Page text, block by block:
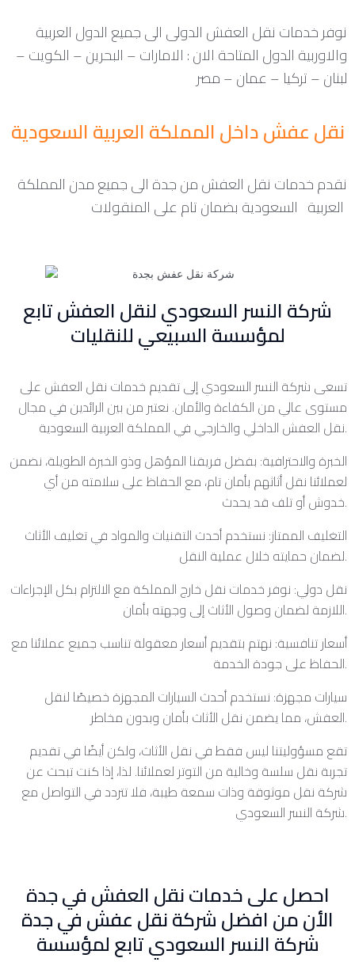
نوفر خدمات نقل العفش الدولى الى جميع الدول العربية
والاوربية الدول المتاحة الان : الامارات – البحرين – الكويت –
لبنان – تركيا – عمان – مصر
نقل عفش داخل المملكة العربية السعودية
نقدم خدمات نقل العفش من جدة الى جميع مدن المملكة
شركة النسر السعودي لنقل العفش تابع
لمؤسسة السبيعي للنقليات
تسعى شركة النسر السعودي إلى تقديم خدمات نقل العفش على
مستوى عالي من الكفاءة والأمان. نعتبر من بين الرائدين في مجال
نقل العفش الداخلي والخارجي في المملكة العربية السعودية.
الخبرة والاحترافية: بفضل فريقنا المؤهل وذو الخبرة الطويلة، نضمن
لعملائنا نقل أثاثهم بأمان تام، مع الحفاظ على سلامته من أي
خدوش أو تلف قد يحدث.
التغليف الممتاز: نستخدم أحدث التقنيات والمواد في تغليف الأثاث
لضمان حمايته خلال عملية النقل.
نقل دولي: نوفر خدمات نقل خارج المملكة مع الالتزام بكل الإجراءات
اللازمة لضمان وصول الأثاث إلى وجهته بأمان.
أسعار تنافسية: نهتم بتقديم أسعار معقولة تناسب جميع عملائنا مع
الحفاظ على جودة الخدمة.
سيارات مجهزة: نستخدم أحدث السيارات المجهزة خصيصًا لنقل
العفش، مما يضمن نقل الأثاث بأمان وبدون مخاطر.
تقع مسؤوليتنا ليس فقط في نقل الأثاث، ولكن أيضًا في تقديم
تجربة نقل سلسة وخالية من التوتر لعملائنا. لذا، إذا كنت تبحث عن
شركة نقل موثوقة وذات سمعة طيبة، فلا تتردد في التواصل مع
شركة النسر السعودي.
احصل على خدمات نقل العفش في جدة
الأن من افضل شركة نقل عفش في جدة
شركة النسر السعودي تابع لمؤسسة